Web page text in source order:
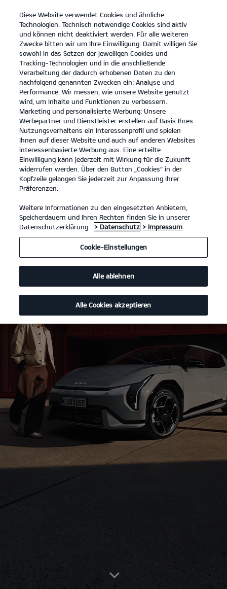
open
menu
KONTAKT
Der EV4 Probefahrt / Angebot
Konfigurator
... ... DER EV4
Der Kia EV4
Entdecke die Welt in neuem Licht.
Diese Website verwendet Cookies und ähnliche
Technologien. Technisch notwendige Cookies sind aktiv
und können nicht deaktiviert werden. Für alle weiteren
Zwecke bitten wir um Ihre Einwilligung. Damit willigen Sie
sowohl in das Setzen der jeweiligen Cookies und
Tracking-Technologien und in die anschließende
Verarbeitung der dadurch erhobenen Daten zu den
nachfolgend genannten Zwecken ein: Analyse und
Performance: Wir messen, wie unsere Website genutzt
wird, um Inhalte und Funktionen zu verbessern.
Marketing und personalisierte Werbung: Unsere
Werbepartner und Dienstleister erstellen auf Basis Ihres
Nutzungsverhaltens ein Interessenprofil und spielen
Ihnen auf dieser Website und auch auf anderen Websites
interessenbasierte Werbung aus. Eine erteilte
Einwilligung kann jederzeit mit Wirkung für die Zukunft
widerrufen werden. Über den Button „Cookies“ in der
Kopfzeile gelangen Sie jederzeit zur Anpassung Ihrer
Präferenzen.
Weitere Informationen zu den eingesetzten Anbietern,
Speicherdauern und Ihren Rechten finden Sie in unserer
Datenschutzerklärung.
> Datenschutz > Impressum
Cookie-Einstellungen
Alle ablehnen
Alle Cookies akzeptieren